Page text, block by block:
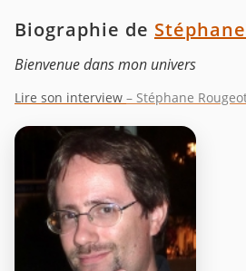
Biographie de
Bienvenue dans mon univers
Lire son interview – Stéphane